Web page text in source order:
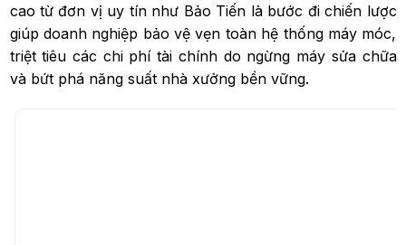
cao từ đơn vị uy tín như Bảo Tiến là bước đi chiến lược
giúp doanh nghiệp bảo vệ vẹn toàn hệ thống máy móc,
triệt tiêu các chi phí tài chính do ngừng máy sửa chữa
và bứt phá năng suất nhà xưởng bền vững.